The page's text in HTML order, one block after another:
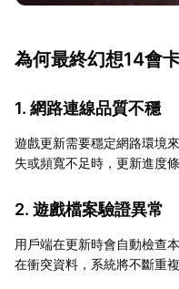
為何最終幻想14會
1. 網路連線品質不穩
遊戲更新需要穩定網路環境
失或頻寬不足時，更新進度
2. 遊戲檔案驗證異常
用戶端在更新時會自動檢查
在衝突資料，系統將不斷重